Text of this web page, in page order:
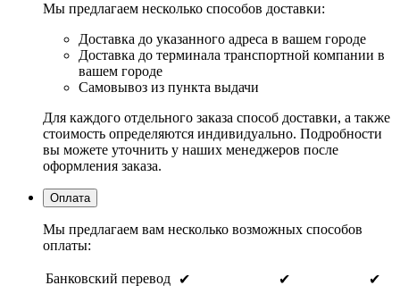
Мы предлагаем несколько способов доставки:
Доставка до указанного адреса в вашем городе
Доставка до терминала транспортной компании в
вашем городе
Самовывоз из пункта выдачи
Для каждого отдельного заказа способ доставки, а также
стоимость определяются индивидуально. Подробности
вы можете уточнить у наших менеджеров после
оформления заказа.
Оплата
Мы предлагаем вам несколько возможных способов
оплаты:
Банковский перевод ✔ ✔
✔